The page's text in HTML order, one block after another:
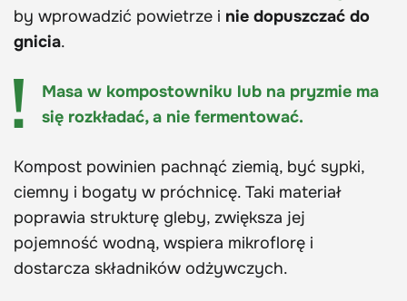
by wprowadzić powietrze i nie dopuszczać do
gnicia.
Masa w kompostowniku lub na pryzmie ma
się rozkładać, a nie fermentować.
Kompost powinien pachnąć ziemią, być sypki,
ciemny i bogaty w próchnicę. Taki materiał
poprawia strukturę gleby, zwiększa jej
pojemność wodną, wspiera mikroflorę i
dostarcza składników odżywczych.